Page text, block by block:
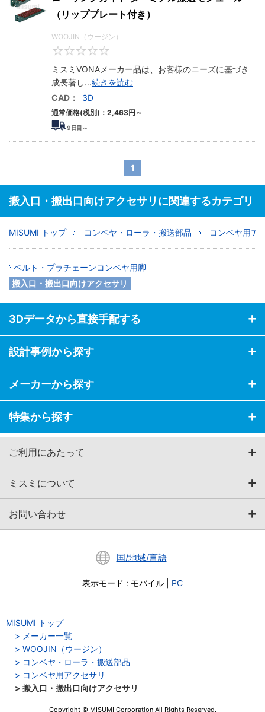
（リッププレート付き）
WOOJIN（ウージン）
ミスミVONAメーカー品は、お客様のニーズに基づき
成長著し...続きを読む
CAD：
3D
通常価格(税別)： 2,463円 ～
9日目～
1
搬入口・搬出口向けアクセサリに関連するカテゴリ
MISUMI トップ コンベヤ・ローラ・搬送部品 コンベヤ用ア
ベルト・プラチェーンコンベヤ用脚
搬入口・搬出口向けアクセサリ
3Dデータから直接手配する
設計事例から探す
メーカーから探す
特集から探す
ご利用にあたって
ミスミについて
お問い合わせ
国/地域/言語
表示モード : モバイル PC
MISUMI トップ
メーカー一覧
WOOJIN（ウージン）
コンベヤ・ローラ・搬送部品
コンベヤ用アクセサリ
搬入口・搬出口向けアクセサリ
Copyright © MISUMI Corporation All Rights Reserved.